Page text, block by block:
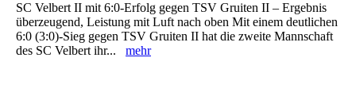
SC Velbert II mit 6:0-Erfolg gegen TSV Gruiten II – Ergebnis
überzeugend, Leistung mit Luft nach oben Mit einem deutlichen
6:0 (3:0)-Sieg gegen TSV Gruiten II hat die zweite Mannschaft
des SC Velbert ihr... mehr